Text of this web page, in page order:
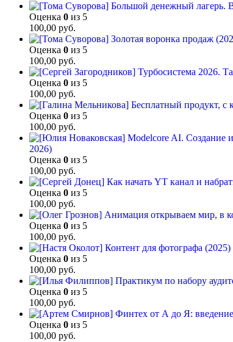
Оценка 0 из 5
100,00 руб.
Оценка 0 из 5
100,00 руб.
Оценка 0 из 5
100,00 руб.
Оценка 0 из 5
100,00 руб.
2026)
Оценка 0 из 5
100,00 руб.
Оценка 0 из 5
100,00 руб.
Оценка 0 из 5
100,00 руб.
Оценка 0 из 5
100,00 руб.
Оценка 0 из 5
100,00 руб.
Оценка 0 из 5
100,00 руб.